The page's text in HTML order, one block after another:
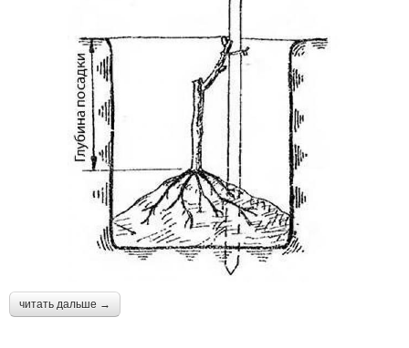
читать дальше →